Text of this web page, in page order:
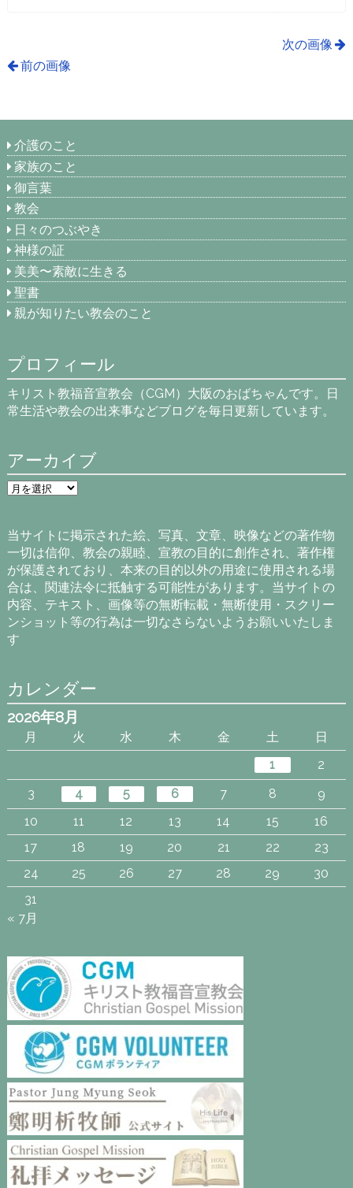
次の画像
前の画像
介護のこと
家族のこと
御言葉
教会
日々のつぶやき
神様の証
美美〜素敵に生きる
聖書
親が知りたい教会のこと
プロフィール
キリスト教福音宣教会（CGM）大阪のおばちゃんです。日
常生活や教会の出来事などブログを毎日更新しています。
アーカイブ
ア
ー
ブ
当サイトに掲示された絵、写真、文章、映像などの著作物
一切は信仰、教会の親睦、宣教の目的に創作され、著作権
が保護されており、本来の目的以外の用途に使用される場
合は、関連法令に抵触する可能性があります。当サイトの
内容、テキスト、画像等の無断転載・無断使用・スクリー
ンショット等の行為は一切なさらないようお願いいたしま
す
カレンダー
2026年8月
月 火 水 木 金 土
日
1
2
3
4 5 6 7 8
9
10
11 12 13 14 15
16
17
18 19 20 21 22
23
24
25 26 27 28 29
30
31
« 7月